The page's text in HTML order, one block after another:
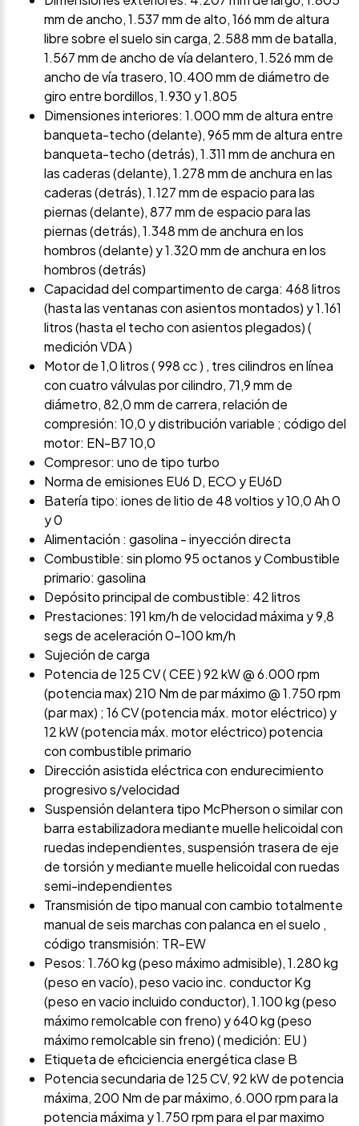
mm de ancho, 1.537 mm de alto, 166 mm de altura
libre sobre el suelo sin carga, 2.588 mm de batalla,
1.567 mm de ancho de vía delantero, 1.526 mm de
ancho de vía trasero, 10.400 mm de diámetro de
giro entre bordillos, 1.930 y 1.805
Dimensiones interiores: 1.000 mm de altura entre
banqueta-techo (delante), 965 mm de altura entre
banqueta-techo (detrás), 1.311 mm de anchura en
las caderas (delante), 1.278 mm de anchura en las
caderas (detrás), 1.127 mm de espacio para las
piernas (delante), 877 mm de espacio para las
piernas (detrás), 1.348 mm de anchura en los
hombros (delante) y 1.320 mm de anchura en los
hombros (detrás)
Capacidad del compartimento de carga: 468 litros
(hasta las ventanas con asientos montados) y 1.161
litros (hasta el techo con asientos plegados) (
medición VDA )
Motor de 1,0 litros ( 998 cc ) , tres cilindros en línea
con cuatro válvulas por cilindro, 71,9 mm de
diámetro, 82,0 mm de carrera, relación de
compresión: 10,0 y distribución variable ; código del
motor: EN-B7 10,0
Compresor: uno de tipo turbo
Norma de emisiones EU6 D, ECO y EU6D
Batería tipo: iones de litio de 48 voltios y 10,0 Ah 0
y 0
Alimentación : gasolina - inyección directa
Combustible: sin plomo 95 octanos y Combustible
primario: gasolina
Depósito principal de combustible: 42 litros
Prestaciones: 191 km/h de velocidad máxima y 9,8
segs de aceleración 0-100 km/h
Sujeción de carga
Potencia de 125 CV ( CEE ) 92 kW @ 6.000 rpm
(potencia max) 210 Nm de par máximo @ 1.750 rpm
(par max) ; 16 CV (potencia máx. motor eléctrico) y
12 kW (potencia máx. motor eléctrico) potencia
con combustible primario
Dirección asistida eléctrica con endurecimiento
progresivo s/velocidad
Suspensión delantera tipo McPherson o similar con
barra estabilizadora mediante muelle helicoidal con
ruedas independientes, suspensión trasera de eje
de torsión y mediante muelle helicoidal con ruedas
semi-independientes
Transmisión de tipo manual con cambio totalmente
manual de seis marchas con palanca en el suelo ,
código transmisión: TR-EW
Pesos: 1.760 kg (peso máximo admisible), 1.280 kg
(peso en vacío), peso vacio inc. conductor Kg
(peso en vacio incluido conductor), 1.100 kg (peso
máximo remolcable con freno) y 640 kg (peso
máximo remolcable sin freno) ( medición: EU )
Etiqueta de eficiciencia energética clase B
Potencia secundaria de 125 CV, 92 kW de potencia
máxima, 200 Nm de par máximo, 6.000 rpm para la
potencia máxima y 1.750 rpm para el par maximo